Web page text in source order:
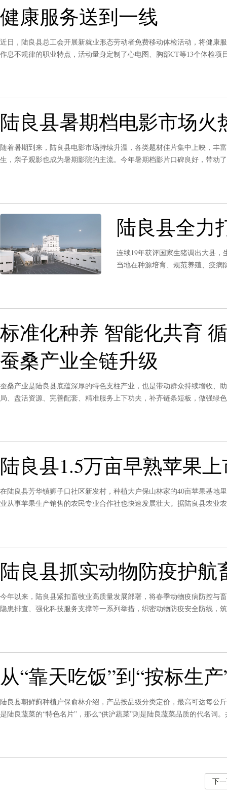
健康服务送到一线
近日，陆良县总工会开展新就业形态劳动者免费移动体检活动，将健康
作息不规律的职业特点，活动量身定制了心电图、胸部CT等13个体检
陆良县暑期档电影市场火
随着暑期到来，陆良县电影市场持续升温，各类题材佳片集中上映，丰
生，亲子观影也成为暑期影院的主流。今年暑期档影片口碑良好，带动
陆良县全力
连续19年获评国家生猪调出大县
当地在种源培育、规范养殖、疫病
标准化种养 智能化共育
蚕桑产业全链升级
蚕桑产业是陆良县底蕴深厚的特色支柱产业，也是带动群众持续增收、
局、盘活资源、完善配套、精准服务上下功夫，补齐链条短板，做强
陆良县1.5万亩早熟苹果
在陆良县芳华镇狮子口社区新发村，种植大户保山林家的40亩苹果基
业从事苹果生产销售的农民专业合作社也快速发展壮大。据陆良县农业
陆良县抓实动物防疫护航
今年以来，陆良县紧扣畜牧业高质量发展部署，将春季动物疫病防控与
隐患排查、强化科技服务支撑等一系列举措，织密动物防疫安全防线，
从“靠天吃饭”到“按标生产
陆良县朝鲜蓟种植户保俞林介绍，产品按品级分类定价，最高可达每公
是陆良蔬菜的“特色名片”，那么“供沪蔬菜”则是陆良蔬菜品质的代名词
下